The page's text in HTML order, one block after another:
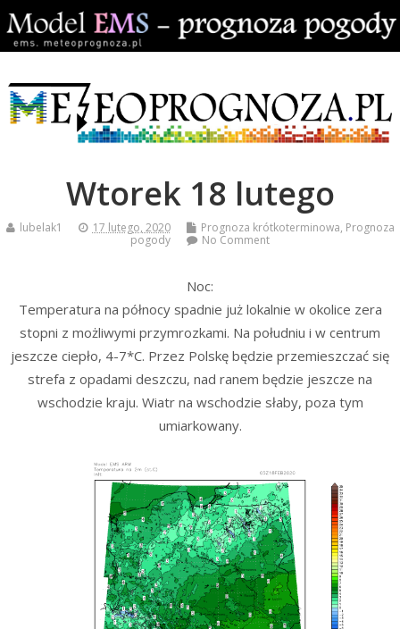
Wtorek 18 lutego
lubelak1 17 lutego, 2020 Prognoza krótkoterminowa, Prognoza
pogody
No Comment
Noc:
Temperatura na północy spadnie już lokalnie w okolice zera
stopni z możliwymi przymrozkami. Na południu i w centrum
jeszcze ciepło, 4-7*C. Przez Polskę będzie przemieszczać się
strefa z opadami deszczu, nad ranem będzie jeszcze na
wschodzie kraju. Wiatr na wschodzie słaby, poza tym
umiarkowany.